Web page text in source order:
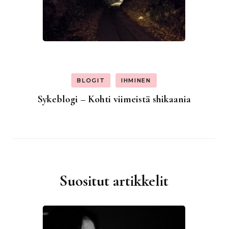
BLOGIT IHMINEN
Sykeblogi – Kohti viimeistä shikaania
Suositut artikkelit